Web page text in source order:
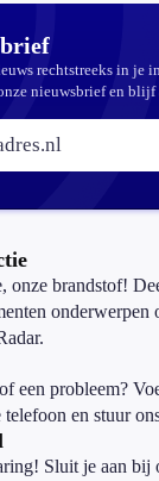
rechtstreeks in je
nieuwsbrief en
onze brandstof!
onderwerpen
een probleem?
en stuur
Sluit je aan bij